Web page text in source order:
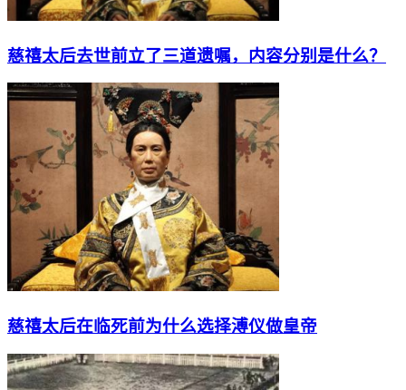
慈禧太后去世前立了三道遗嘱，内容分别是什么？
慈禧太后在临死前为什么选择溥仪做皇帝